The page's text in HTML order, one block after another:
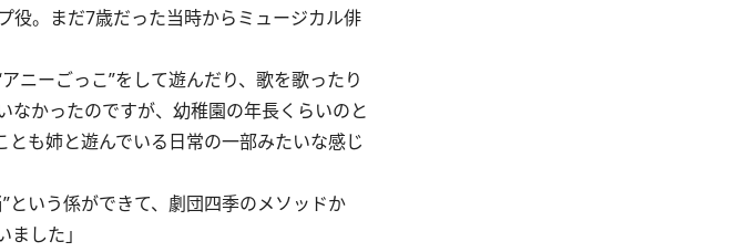
役。まだ7歳だった当時からミュージカル俳
ニーごっこ”をして遊んだり、歌を歌ったり
かったのですが、幼稚園の年長くらいのと
も姉と遊んでいる日常の一部みたいな感じ
いう係ができて、劇団四季のメソッドか
した」